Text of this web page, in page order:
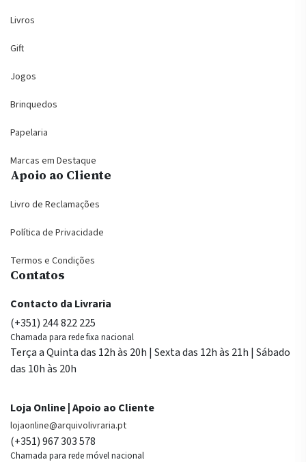
Livros
Gift
Jogos
Brinquedos
Papelaria
Marcas em Destaque
Apoio ao Cliente
Livro de Reclamações
Política de Privacidade
Termos e Condições
Contatos
Contacto da Livraria
(+351) 244 822 225
Chamada para rede fixa nacional
Terça a Quinta das 12h às 20h | Sexta das 12h às 21h | Sábado
das 10h às 20h
Loja Online | Apoio ao Cliente
lojaonline@arquivolivraria.pt
(+351) 967 303 578
Chamada para rede móvel nacional